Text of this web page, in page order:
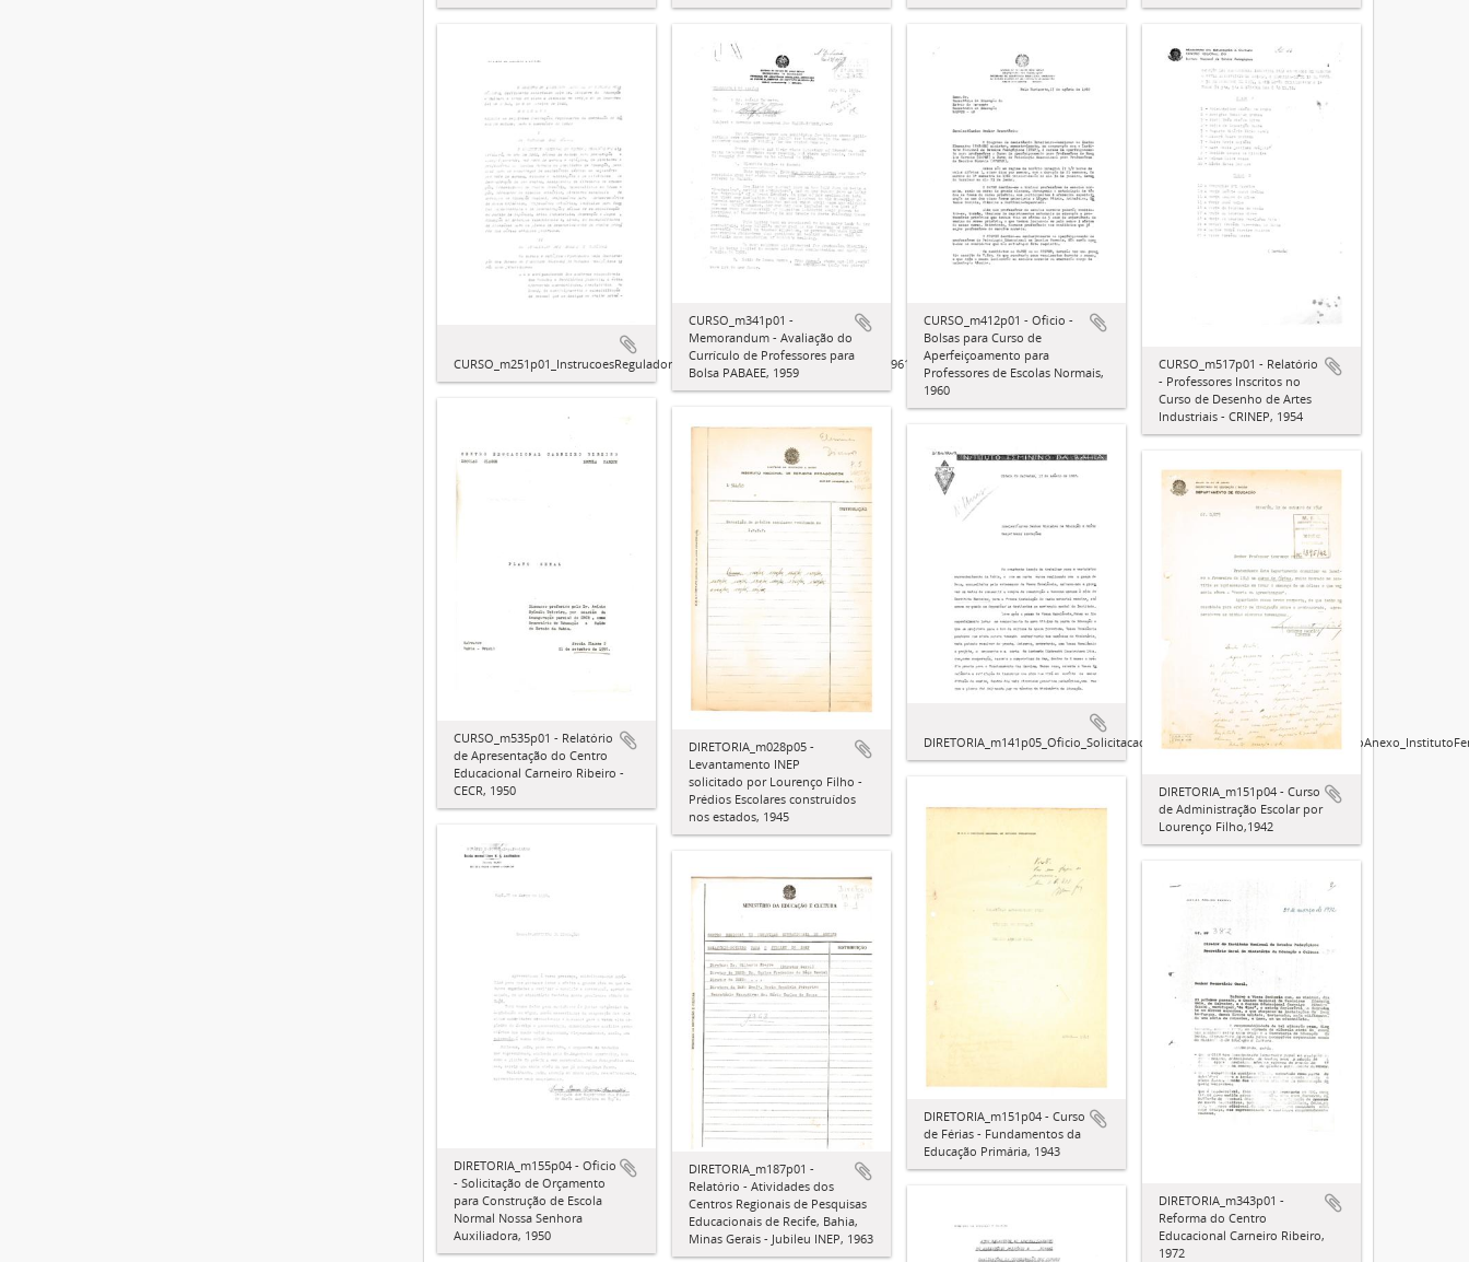
CURSO_m251p01_InstrucoesReguladorasparaConcessaodeBolsasdeEstudos_1961
CURSO_m341p01 -
Memorandum - Avaliação do
Currículo de Professores para
Bolsa PABAEE, 1959
CURSO_m412p01 - Oficio -
Bolsas para Curso de
Aperfeiçoamento para
Professores de Escolas Normais,
1960
CURSO_m517p01 - Relatório
- Professores Inscritos no
Curso de Desenho de Artes
Industriais - CRINEP, 1954
CURSO_m535p01 - Relatório
de Apresentação do Centro
Educacional Carneiro Ribeiro -
CECR, 1950
DIRETORIA_m028p05 -
Levantamento INEP
solicitado por Lourenço Filho -
Prédios Escolares construídos
nos estados, 1945
DIRETORIA_m151p04 - Curso
de Administração Escolar por
Lourenço Filho,1942
DIRETORIA_m151p04 - Curso
de Férias - Fundamentos da
Educação Primária, 1943
DIRETORIA_m155p04 - Oficio
- Solicitação de Orçamento
para Construção de Escola
Normal Nossa Senhora
Auxiliadora, 1950
DIRETORIA_m187p01 -
Relatório - Atividades dos
Centros Regionais de Pesquisas
Educacionais de Recife, Bahia,
Minas Gerais - Jubileu INEP, 1963
DIRETORIA_m343p01 -
Reforma do Centro
Educacional Carneiro Ribeiro,
1972